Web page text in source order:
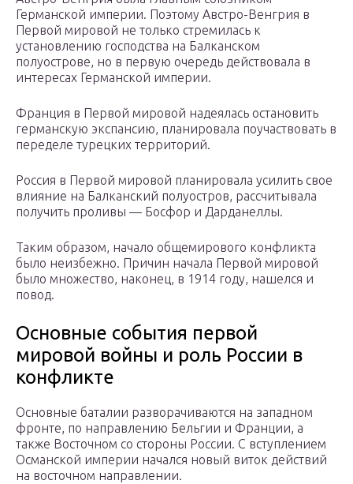
Германской империи. Поэтому Австро-Венгрия в
Первой мировой не только стремилась к
установлению господства на Балканском
полуострове, но в первую очередь действовала в
интересах Германской империи.
Франция в Первой мировой надеялась остановить
германскую экспансию, планировала поучаствовать в
переделе турецких территорий.
Россия в Первой мировой планировала усилить свое
влияние на Балканский полуостров, рассчитывала
получить проливы — Босфор и Дарданеллы.
Таким образом, начало общемирового конфликта
было неизбежно. Причин начала Первой мировой
было множество, наконец, в 1914 году, нашелся и
повод.
Основные события первой
мировой войны и роль России в
конфликте
Основные баталии разворачиваются на западном
фронте, по направлению Бельгии и Франции, а
также Восточном со стороны России. С вступлением
Османской империи начался новый виток действий
на восточном направлении.